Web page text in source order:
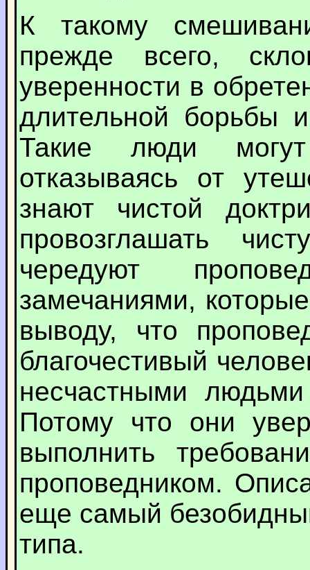
К такому
прежде всего,
уверенности в
длительной борьбы
Такие люди
отказываясь от
знают чистой
провозглашать
чередуют
замечаниями,
выводу, что
благочестивый
несчастными
Потому что они
выполнить
проповедником.
еще самый
типа.